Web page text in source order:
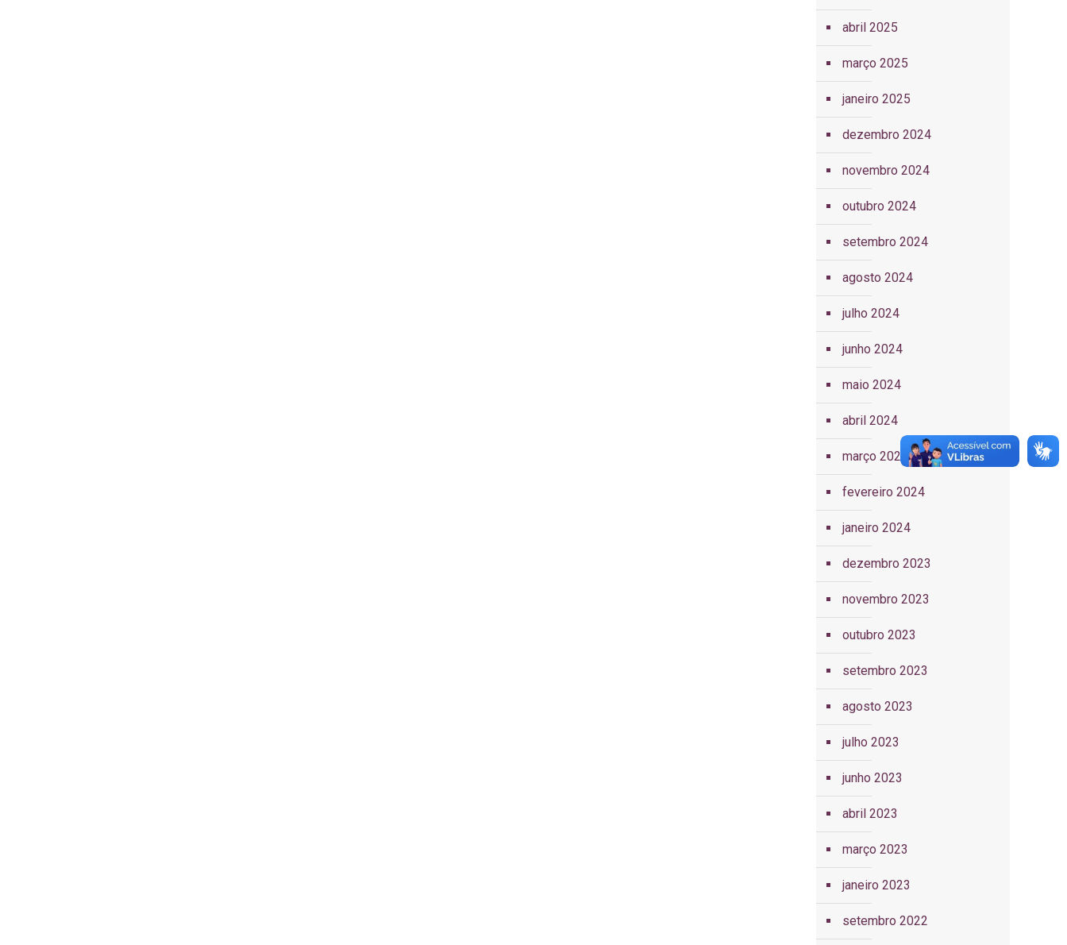
abril 2025
março 2025
janeiro 2025
dezembro 2024
novembro 2024
outubro 2024
setembro 2024
agosto 2024
julho 2024
junho 2024
maio 2024
abril 2024
março 2024
fevereiro 2024
janeiro 2024
dezembro 2023
novembro 2023
outubro 2023
setembro 2023
agosto 2023
julho 2023
junho 2023
abril 2023
março 2023
janeiro 2023
setembro 2022